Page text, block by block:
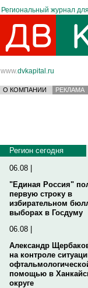
Региональный журнал
www.dvkapital.ru
О КОМПАНИИ РЕКЛАМА
Регион сегодня
06.08 |
"Единая Россия"
первую строку в
избирательном
выборах в Госдуму
06.08 |
Александр
на контроле
помощью в
округе